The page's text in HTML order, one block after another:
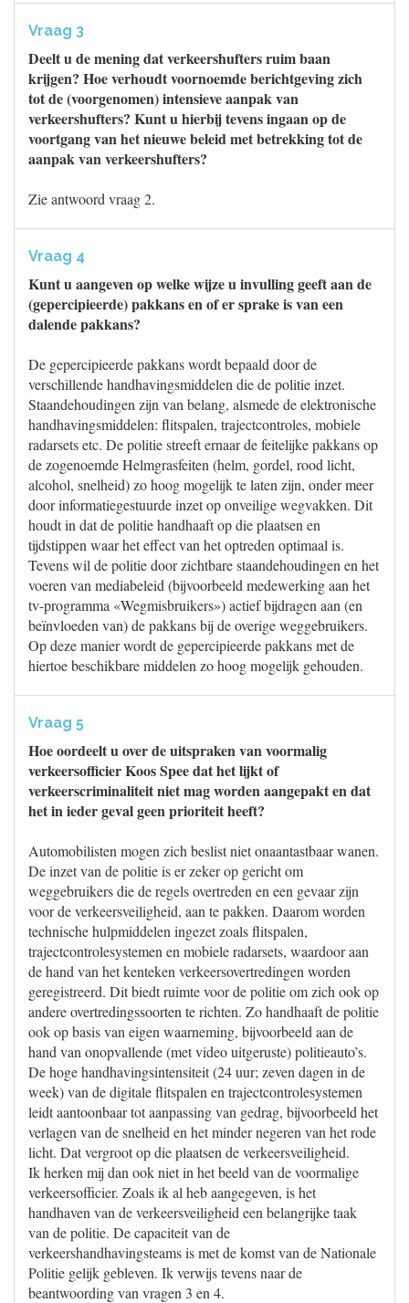
Vraag 3
Deelt u de mening dat verkeershufters ruim baan
krijgen? Hoe verhoudt voornoemde berichtgeving zich
tot de (voorgenomen) intensieve aanpak van
verkeershufters? Kunt u hierbij tevens ingaan op de
voortgang van het nieuwe beleid met betrekking tot de
aanpak van verkeershufters?
Zie antwoord vraag 2.
Vraag 4
Kunt u aangeven op welke wijze u invulling geeft aan de
(gepercipieerde) pakkans en of er sprake is van een
dalende pakkans?
De gepercipieerde pakkans wordt bepaald door de
verschillende handhavingsmiddelen die de politie inzet.
Staandehoudingen zijn van belang, alsmede de elektronische
handhavingsmiddelen: flitspalen, trajectcontroles, mobiele
radarsets etc. De politie streeft ernaar de feitelijke pakkans op
de zogenoemde Helmgrasfeiten (helm, gordel, rood licht,
alcohol, snelheid) zo hoog mogelijk te laten zijn, onder meer
door informatiegestuurde inzet op onveilige wegvakken. Dit
houdt in dat de politie handhaaft op die plaatsen en
tijdstippen waar het effect van het optreden optimaal is.
Tevens wil de politie door zichtbare staandehoudingen en het
voeren van mediabeleid (bijvoorbeeld medewerking aan het
tv-programma «Wegmisbruikers») actief bijdragen aan (en
beïnvloeden van) de pakkans bij de overige weggebruikers.
Op deze manier wordt de gepercipieerde pakkans met de
hiertoe beschikbare middelen zo hoog mogelijk gehouden.
Vraag 5
Hoe oordeelt u over de uitspraken van voormalig
verkeersofficier Koos Spee dat het lijkt of
verkeerscriminaliteit niet mag worden aangepakt en dat
het in ieder geval geen prioriteit heeft?
Automobilisten mogen zich beslist niet onaantastbaar wanen.
De inzet van de politie is er zeker op gericht om
weggebruikers die de regels overtreden en een gevaar zijn
voor de verkeersveiligheid, aan te pakken. Daarom worden
technische hulpmiddelen ingezet zoals flitspalen,
trajectcontrolesystemen en mobiele radarsets, waardoor aan
de hand van het kenteken verkeersovertredingen worden
geregistreerd. Dit biedt ruimte voor de politie om zich ook op
andere overtredingssoorten te richten. Zo handhaaft de politie
ook op basis van eigen waarneming, bijvoorbeeld aan de
hand van onopvallende (met video uitgeruste) politieauto’s.
De hoge handhavingsintensiteit (24 uur; zeven dagen in de
week) van de digitale flitspalen en trajectcontrolesystemen
leidt aantoonbaar tot aanpassing van gedrag, bijvoorbeeld het
verlagen van de snelheid en het minder negeren van het rode
licht. Dat vergroot op die plaatsen de verkeersveiligheid.
Ik herken mij dan ook niet in het beeld van de voormalige
verkeersofficier. Zoals ik al heb aangegeven, is het
handhaven van de verkeersveiligheid een belangrijke taak
van de politie. De capaciteit van de
verkeershandhavingsteams is met de komst van de Nationale
Politie gelijk gebleven. Ik verwijs tevens naar de
beantwoording van vragen 3 en 4.